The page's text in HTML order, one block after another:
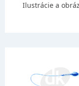
Ilustrácie a